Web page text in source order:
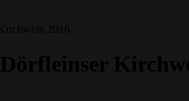
2016